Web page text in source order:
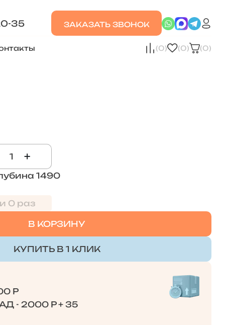
35 ЗАКАЗАТЬ ЗВОНОК
(0) (0) (0)
+
1490
0 раз
В КОРЗИНУ
КУПИТЬ В 1 КЛИК
Р
- 2000 Р + 35